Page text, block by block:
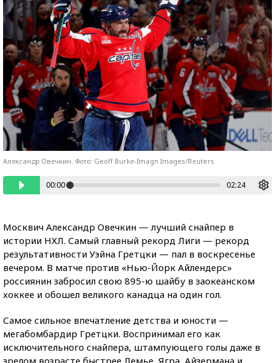
Александр Овечкин. Фото: Geoff Burke-Imagn Images/Reuters
00:00 02:24
Москвич Александр Овечкин — лучший снайпер в
истории НХЛ. Самый главный рекорд Лиги — рекорд
результативности Уэйна Гретцки — пал в воскресенье
вечером. В матче против «Нью-Йорк Айлендерс»
россиянин забросил свою 895-ю шайбу в заокеанском
хоккее и обошел великого канадца на один гол.
Самое сильное впечатление детства и юности —
мегабомбардир Гретцки. Воспринимал его как
исключительного снайпера, штампующего голы даже в
зрелом возрасте быстрее Лемье, Ягра, Айзермана и